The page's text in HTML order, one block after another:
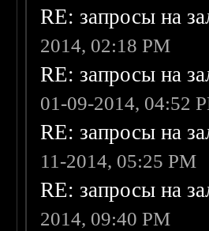
RE: запросы на
2014, 02:18 PM
RE: запросы на
01-09-2014, 04:52
RE: запросы на
11-2014, 05:25 PM
RE: запросы на
2014, 09:40 PM